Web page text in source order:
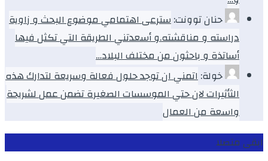
حنان توونت:سترعى اهتمامي موضوع البحث و زاوية
دراسته و مناقشته.و أسعدتني الطريقة التي تكثل فيها
أساتذة و باحثون من مختلف البلاد…
خولة:اتمني ان توجد حلول فعالة وسريعة لتدارك هذه
الثأثيرات لان حتي الموسسات الصغيرة تضمن عمل لشريحة
واسعة من العمال
ابقى متصلا